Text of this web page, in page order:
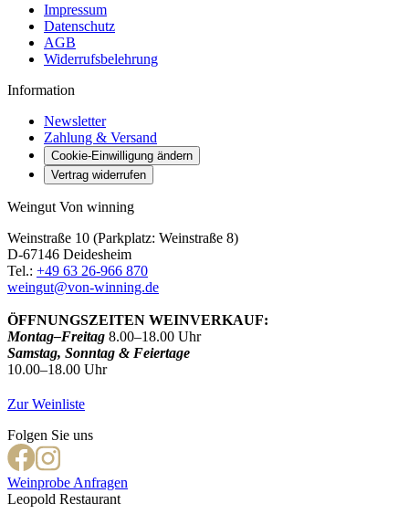
Impressum
Datenschutz
AGB
Widerrufsbelehrung
Information
Newsletter
Zahlung & Versand
Cookie-Einwilligung ändern
Vertrag widerrufen
Weingut Von winning
Weinstraße 10 (Parkplatz: Weinstraße 8)
D-67146 Deidesheim
Tel.: +49 63 26-966 870
weingut@von-winning.de
ÖFFNUNGSZEITEN WEINVERKAUF:
Montag–Freitag 8.00–18.00 Uhr
Samstag, Sonntag & Feiertage
10.00–18.00 Uhr
Zur Weinliste
Folgen Sie uns
Weinprobe Anfragen
Leopold Restaurant